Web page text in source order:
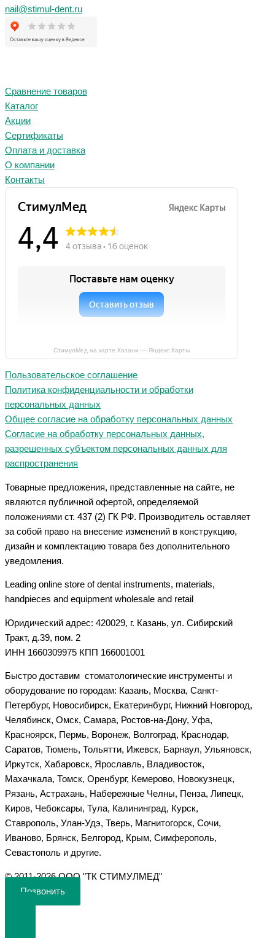
nail@stimul-dent.ru
Сравнение товаров
Каталог
Акции
Сертификаты
Оплата и доставка
О компании
Контакты
СтимулМед на карте Казани — Яндекс Карты
Пользовательское соглашение
Политика конфиденциальности и обработки
персональных данных
Общее согласие на обработку персональных данных
Согласие на обработку персональных данных,
разрешенных субъектом персональных данных для
распространения
Товарные предложения, представленные на сайте, не
являются публичной офертой, определяемой
положениями ст. 437 (2) ГК РФ. Производитель оставляет
за собой право на внесение изменений в конструкцию,
дизайн и комплектацию товара без дополнительного
уведомления.
Leading online store of dental instruments, materials,
handpieces and equipment wholesale and retail
Юридический адрес: 420029, г. Казань, ул. Сибирский
Тракт, д.39, пом. 2
ИНН 1660309975 КПП 166001001
Быстро доставим стоматологические инструменты и
оборудование по городам: Казань, Москва, Санкт-
Петербург, Новосибирск, Екатеринбург, Нижний Новгород,
Челябинск, Омск, Самара, Ростов-на-Дону, Уфа,
Красноярск, Пермь, Воронеж, Волгоград, Краснодар,
Саратов, Тюмень, Тольятти, Ижевск, Барнаул, Ульяновск,
Иркутск, Хабаровск, Ярославль, Владивосток,
Махачкала, Томск, Оренбург, Кемерово, Новокузнецк,
Рязань, Астрахань, Набережные Челны, Пенза, Липецк,
Киров, Чебоксары, Тула, Калининград, Курск,
Ставрополь, Улан-Удэ, Тверь, Магнитогорск, Сочи,
Иваново, Брянск, Белгород, Крым, Симферополь,
Севастополь и другие.
©️ 2011-2026 ООО "ТК СТИМУЛМЕД"
Позвонить